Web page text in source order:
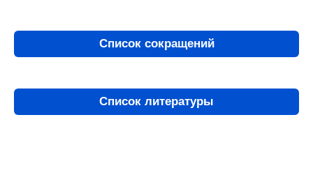
Список сокращений
Список литературы